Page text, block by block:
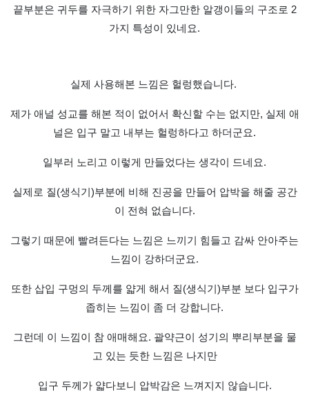
끝부분은 귀두를 자극하기 위한 자그만한 알갱이들의 구조로 2
가지 특성이 있네요.
실제 사용해본 느낌은 헐렁했습니다.
제가 애널 성교를 해본 적이 없어서 확신할 수는 없지만, 실제 애
널은 입구 말고 내부는 헐렁하다고 하더군요.
일부러 노리고 이렇게 만들었다는 생각이 드네요.
실제로 질(생식기)부분에 비해 진공을 만들어 압박을 해줄 공간
이 전혀 없습니다.
그렇기 때문에 빨려든다는 느낌은 느끼기 힘들고 감싸 안아주는
느낌이 강하더군요.
또한 삽입 구멍의 두께를 얇게 해서 질(생식기)부분 보다 입구가
좁히는 느낌이 좀 더 강합니다.
그런데 이 느낌이 참 애매해요. 괄약근이 성기의 뿌리부분을 물
고 있는 듯한 느낌은 나지만
입구 두께가 얇다보니 압박감은 느껴지지 않습니다.